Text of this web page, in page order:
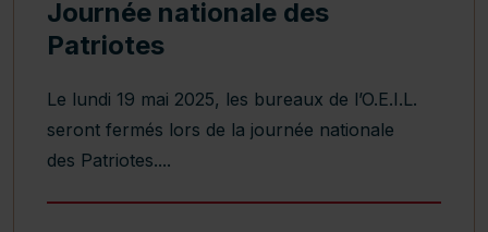
Journée nationale des
Patriotes
Le lundi 19 mai 2025, les bureaux de l’O.E.I.L.
seront fermés lors de la journée nationale
des Patriotes....